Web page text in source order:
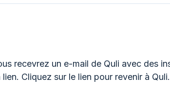
recevrez un e-mail de Quli avec des
Cliquez sur le lien pour revenir à Quli.